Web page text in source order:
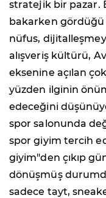
stratejik bir pazar.
bakarken gördüğü
nüfus,
alışveriş kültürü,
eksenine açılan
yüzden ilginin
edeceğini
spor salonunda
spor giyim tercih
giyim"den çıkıp
dönüşmüş
sadece tayt,